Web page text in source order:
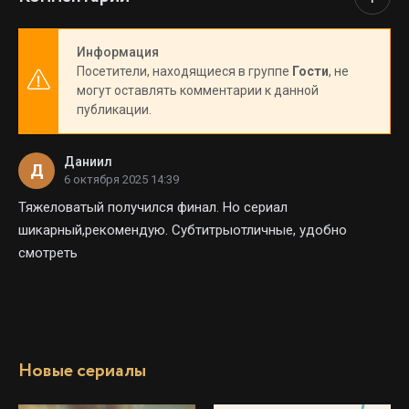
Информация
Посетители, находящиеся в группе Гости, не
могут оставлять комментарии к данной
публикации.
Д Даниил
6 октября 2025 14:39
Тяжеловатый получился финал. Но сериал
шикарный,рекомендую. Субтитрыотличные, удобно
смотреть
Новые сериалы